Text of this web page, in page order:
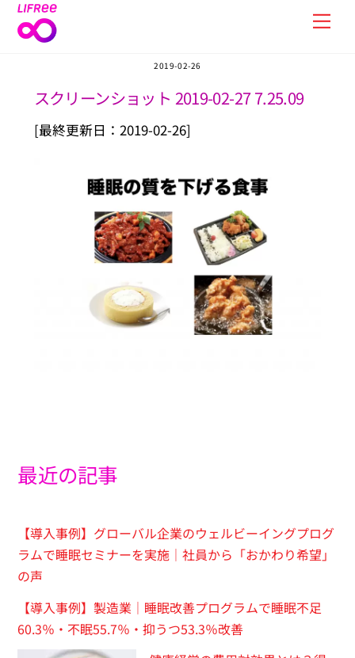
Skip
2019-02-26
スクリーンショット 2019-02-27 7.25.09
[最終更新日：2019-02-26]
最近の記事
【導入事例】グローバル企業のウェルビーイングプログ
ラムで睡眠セミナーを実施｜社員から「おかわり希望」
の声
【導入事例】製造業｜睡眠改善プログラムで睡眠不足
60.3％・不眠55.7％・抑うつ53.3％改善